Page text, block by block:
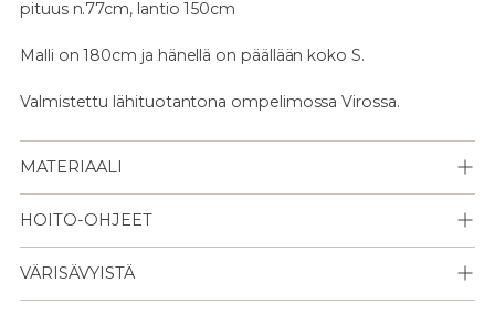
pituus n.77cm, lantio 150cm
Malli on 180cm ja hänellä on päällään koko S.
Valmistettu lähituotantona ompelimossa Virossa.
MATERIAALI
HOITO-OHJEET
VÄRISÄVYISTÄ